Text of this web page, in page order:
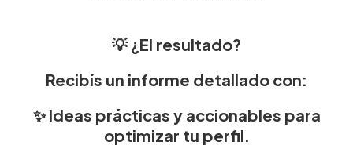
💡 ¿El resultado?
Recibís un informe detallado con:
✨ Ideas prácticas y accionables para
optimizar tu perfil.